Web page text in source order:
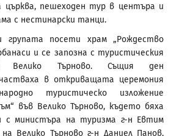
църква, пешеходен тур в центъра и
с нестинарски танци.
посети храм „Рождество
и се запозна с туристическия
Велико Търново. Същия ден
в откриващата церемония
туристическо изложение
във Велико Търново, където бяха
с министъра на туризма г-н Евтим
Велико Търново г-н Даниел Панов,